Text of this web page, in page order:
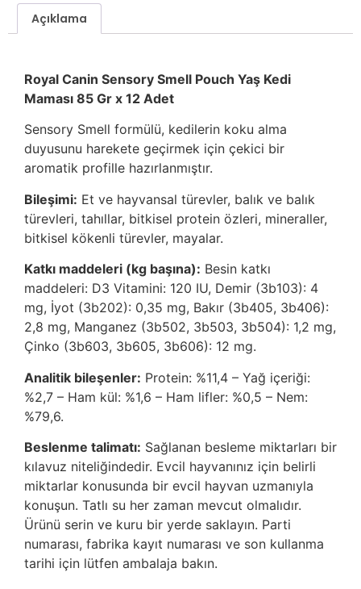
Açıklama
Royal Canin Sensory Smell Pouch Yaş Kedi
Maması 85 Gr x 12 Adet
Sensory Smell formülü, kedilerin koku alma
duyusunu harekete geçirmek için çekici bir
aromatik profille hazırlanmıştır.
Bileşimi: Et ve hayvansal türevler, balık ve balık
türevleri, tahıllar, bitkisel protein özleri, mineraller,
bitkisel kökenli türevler, mayalar.
Katkı maddeleri (kg başına): Besin katkı
maddeleri: D3 Vitamini: 120 IU, Demir (3b103): 4
mg, İyot (3b202): 0,35 mg, Bakır (3b405, 3b406):
2,8 mg, Manganez (3b502, 3b503, 3b504): 1,2 mg,
Çinko (3b603, 3b605, 3b606): 12 mg.
Analitik bileşenler: Protein: %11,4 – Yağ içeriği:
%2,7 – Ham kül: %1,6 – Ham lifler: %0,5 – Nem:
%79,6.
Beslenme talimatı: Sağlanan besleme miktarları bir
kılavuz niteliğindedir. Evcil hayvanınız için belirli
miktarlar konusunda bir evcil hayvan uzmanıyla
konuşun. Tatlı su her zaman mevcut olmalıdır.
Ürünü serin ve kuru bir yerde saklayın. Parti
numarası, fabrika kayıt numarası ve son kullanma
tarihi için lütfen ambalaja bakın.